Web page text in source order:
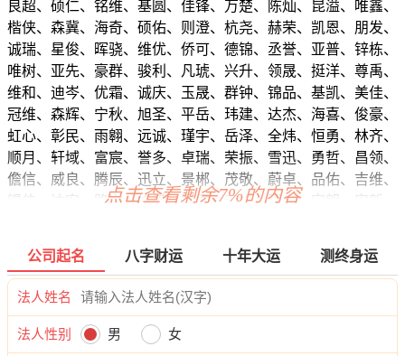
良超、硕仁、铭维、基圆、佳锋、万楚、陈灿、昆溢、唯鑫、
楷侠、森冀、海奇、硕佑、则澄、杭尧、赫荣、凯恩、朋发、
诚瑞、星俊、晖骁、维优、侨可、德锦、丞誉、亚普、锌栋、
唯树、亚先、豪群、骏利、凡琥、兴升、领晟、挺洋、尊禹、
维和、迪岑、优霜、诚庆、玉晟、群钟、锦品、基凯、美佳、
冠维、森辉、宁秋、旭圣、平岳、玮建、达杰、海喜、俊豪、
虹心、彰民、雨翱、远诚、瑾宇、岳泽、全炜、恒勇、林齐、
顺月、轩域、富宸、誉多、卓瑞、荣振、雪迅、勇哲、昌领、
儋信、威良、腾辰、迅立、景郴、茂敬、蔚卓、品佑、吉维、
锡佳、达宏、路崴、烽惜、骥君、元峻、司焱、定朗、安新、
飞勋、坦安、权司、枫贯、琒磊、镇虹、帆锦、凯齐、新阳、
盛诺、蓝诺、义兆、嘉旭、翔松、鸣林、钟恒、欣传、千楚、
峰驰、恩通、玮翦、明松、万骁、恺俊、基兴、欣卓、霏力、
杰纬、慕笑、楠依、滨策、炫烽、万挺、骏文。
点击查看剩余7%的内容
公司起名 八字财运 十年大运 测终身运
法人姓名
法人性别 男 女